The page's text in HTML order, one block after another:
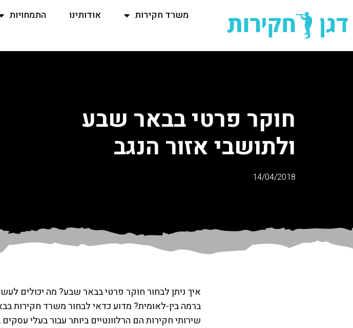
משרד חקירות אודותינו התמחויות
חוקר פרטי בבאר שבע
ולתושבי אזור הנגב
14/04/2018
איך ניתן לבחור חוקר פרטי בבאר שבע? מה יכולים
ברמה בין-לאומית? מדוע כדאי לבחור משרד חקירות
שירותי חקירות הם הרלוונטיים ביותר עבור בעלי